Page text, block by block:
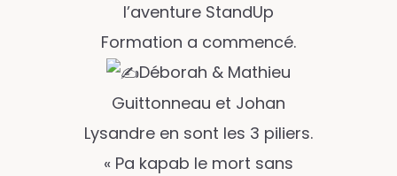
l’aventure StandUp
Formation a commencé.
Déborah & Mathieu
Guittonneau et Johan
Lysandre en sont les 3 piliers.
« Pa kapab le mort sans